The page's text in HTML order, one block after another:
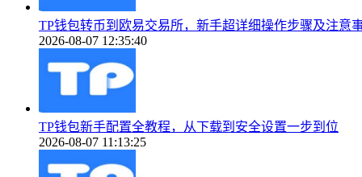
TP钱包转币到欧易交易所，新手超详细操作步骤及注意
2026-08-07 12:35:40
TP钱包新手配置全教程，从下载到安全设置一步到位
2026-08-07 11:13:25